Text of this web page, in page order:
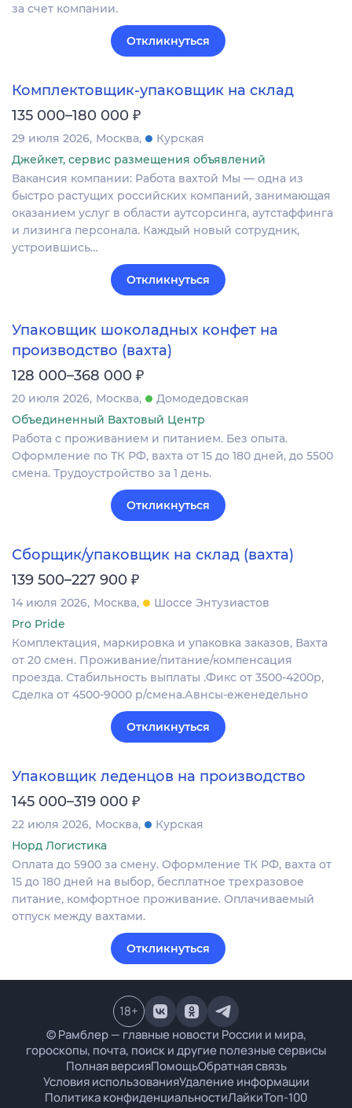
за счет компании.
Откликнуться
Комплектовщик-упаковщик на склад
135 000–180 000 ₽
29 июля 2026 Москва
Курская
Джейкет, сервис размещения объявлений
Вакансия компании: Работа вахтой Мы — одна из
быстро растущих российских компаний, занимающая
оказанием услуг в области аутсорсинга, аутстаффинга
и лизинга персонала. Каждый новый сотрудник,
устроившись…
Откликнуться
Упаковщик шоколадных конфет на
производство (вахта)
128 000–368 000 ₽
20 июля 2026 Москва
Домодедовская
Объединенный Вахтовый Центр
Работа с проживанием и питанием. Без опыта.
Оформление по ТК РФ, вахта от 15 до 180 дней, до 5500
смена. Трудоустройство за 1 день.
Откликнуться
Сборщик/упаковщик на склад (вахта)
139 500–227 900 ₽
14 июля 2026 Москва
Шоссе Энтузиастов
Pro Pride
Комплектация, маркировка и упаковка заказов, Вахта
от 20 смен. Проживание/питание/компенсация
проезда. Стабильность выплаты .Фикс от 3500-4200р,
Сделка от 4500-9000 р/смена.Авнсы-еженедельно
Откликнуться
Упаковщик леденцов на производство
145 000–319 000 ₽
22 июля 2026 Москва
Курская
Норд Логистика
Оплата до 5900 за смену. Оформление ТК РФ, вахта от
15 до 180 дней на выбор, бесплатное трехразовое
питание, комфортное проживание. Оплачиваемый
отпуск между вахтами.
Откликнуться
© Рамблер — главные новости России и мира,
гороскопы, почта, поиск и другие полезные сервисы
Полная версияПомощьОбратная связь
Условия использованияУдаление информации
Политика конфиденциальностиЛайкиТоп-100
18+